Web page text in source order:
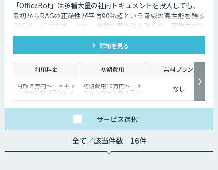
「OfficeBot」は多種大量の社内ドキュメントを投入しても、
最初からRAGの正確性が平均90％超という脅威の高性能を誇る
RAGサービスです。 また、複雑な表の読み取りや、画像内の文
字・スキャンした紙資料をOCRでテキスト化、さらにグラフ・
イラスト・写真・説明図などのオブジェクトも高精度な画像認
識で言語化するため、多様な資料がそのままRAGに利用するこ
とが可能になり、問い合わせ対応や業務ノウハウの共有が一層
効率化できます。
詳細を見る
利用料金 初期費用
無料プラン
月額５万円〜 ＊キャ
ンペーンやプランによ
り異なります
初期費用10万円〜 ＊
キャンペーンやプラン
により異なります
なし
サービス選択
全て／該当件数 16件